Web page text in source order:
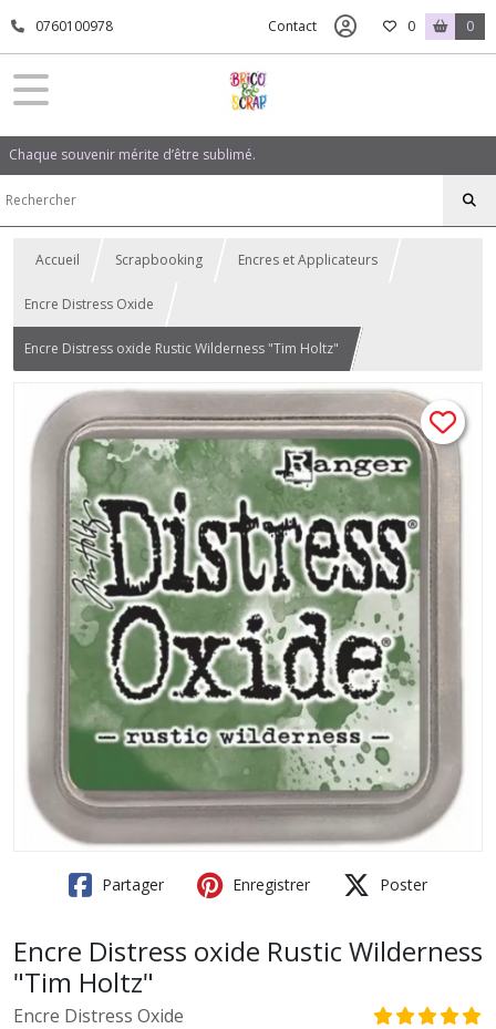
0760100978 Contact 0 0
Chaque souvenir mérite d’être sublimé.
Accueil Scrapbooking Encres et Applicateurs
Encre Distress Oxide
Encre Distress oxide Rustic Wilderness "Tim Holtz"
Partager Enregistrer Poster
Encre Distress oxide Rustic Wilderness
"Tim Holtz"
Encre Distress Oxide